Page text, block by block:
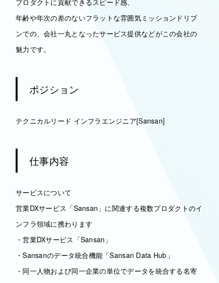
プロダクトに貢献できるスピード感、
年齢や年次の差のないフラットな雰囲気ミッションドリブ
ンでの、会社一丸となったサービス提供などがこの会社の
魅力です。
ポジション
テクニカルリード インフラエンジニア[Sansan]
仕事内容
サービスについて
営業DXサービス「Sansan」に関連する複数プロダクトのイ
ンフラ領域に携わります
・営業DXサービス「Sansan」
・Sansanのデータ統合機能「Sansan Data Hub」
・同一人物および同一企業の単位でデータを統合する名寄